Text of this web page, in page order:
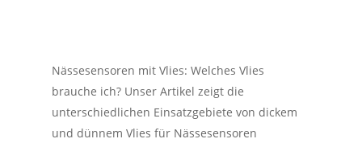
Nässesensoren mit Vlies: Welches Vlies
brauche ich? Unser Artikel zeigt die
unterschiedlichen Einsatzgebiete von dickem
und dünnem Vlies für Nässesensoren